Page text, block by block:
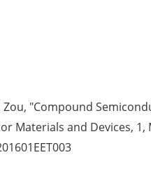
Zou, "Compound
Materials and Devices, 1,